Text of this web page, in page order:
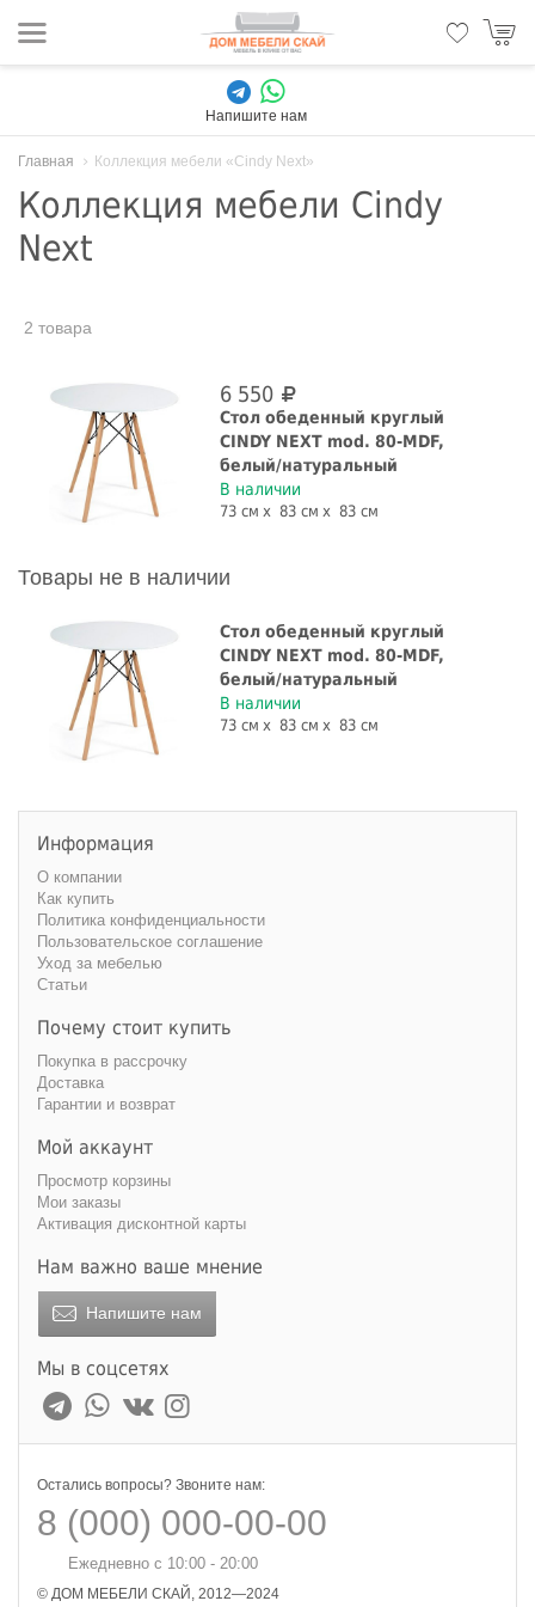
Напишите нам
Главная Коллекция мебели «Cindy Next»
Коллекция мебели Cindy
Next
2 товара
6 550
Стол обеденный круглый
CINDY NEXT mod. 80-MDF,
белый/натуральный
В наличии
73 см 83 см 83 см
Товары не в наличии
Стол обеденный круглый
CINDY NEXT mod. 80-MDF,
белый/натуральный
В наличии
73 см 83 см 83 см
Информация
О компании
Как купить
Политика конфиденциальности
Пользовательское соглашение
Уход за мебелью
Статьи
Почему стоит купить
Покупка в рассрочку
Доставка
Гарантии и возврат
Мой аккаунт
Просмотр корзины
Мои заказы
Активация дисконтной карты
Нам важно ваше мнение
Напишите нам
Мы в соцсетях
Остались вопросы? Звоните нам:
8 (000) 000-00-00
Ежедневно с 10:00 - 20:00
© ДОМ МЕБЕЛИ СКАЙ, 2012—2024